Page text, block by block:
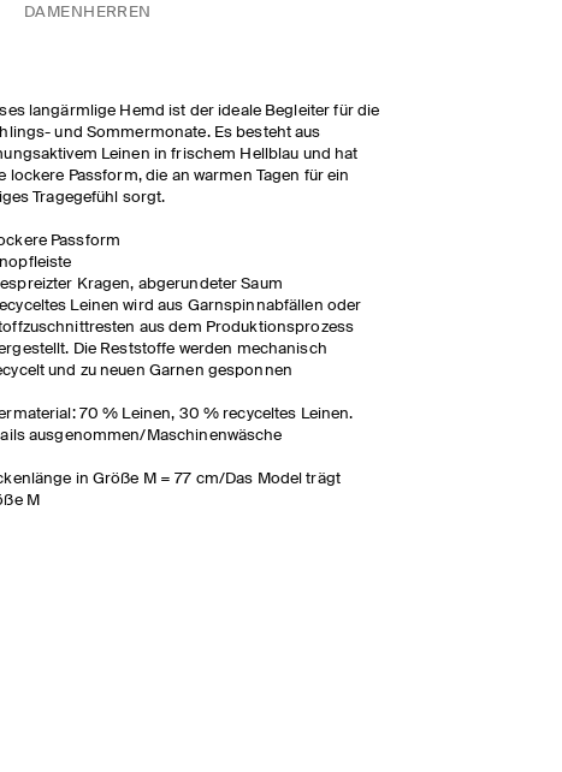
DAMEN HERREN
langärmlige Hemd ist der ideale Begleiter für die
und Sommermonate. Es besteht aus
Leinen in frischem Hellblau und hat
lockere Passform, die an warmen Tagen für ein
Tragegefühl sorgt.
Passform
Kragen, abgerundeter Saum
Leinen wird aus Garnspinnabfällen oder
aus dem Produktionsprozess
Die Reststoffe werden mechanisch
und zu neuen Garnen gesponnen
70 % Leinen, 30 % recyceltes Leinen.
ausgenommen/Maschinenwäsche
in Größe M = 77 cm/Das Model trägt
M